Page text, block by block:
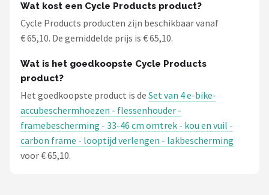
Wat kost een Cycle Products product?
Cycle Products producten zijn beschikbaar vanaf
€ 65,10. De gemiddelde prijs is € 65,10.
Wat is het goedkoopste Cycle Products
product?
Het goedkoopste product is de Set van 4 e-bike-
accubeschermhoezen - flessenhouder -
framebescherming - 33-46 cm omtrek - kou en vuil -
carbon frame - looptijd verlengen - lakbescherming
voor € 65,10.